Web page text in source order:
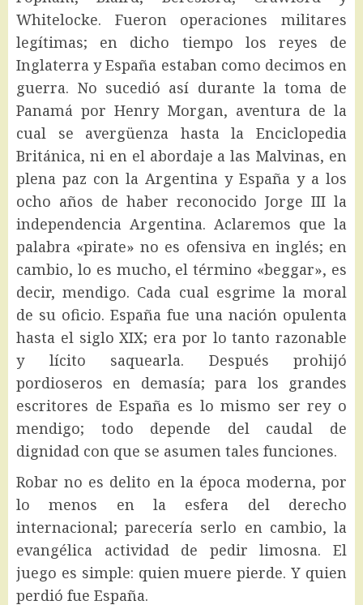
Whitelocke. Fueron operaciones militares
legítimas; en dicho tiempo los reyes de
Inglaterra y España estaban como decimos en
guerra. No sucedió así durante la toma de
Panamá por Henry Morgan, aventura de la
cual se avergüenza hasta la Enciclopedia
Británica, ni en el abordaje a las Malvinas, en
plena paz con la Argentina y España y a los
ocho años de haber reconocido Jorge III la
independencia Argentina. Aclaremos que la
palabra «pirate» no es ofensiva en inglés; en
cambio, lo es mucho, el término «beggar», es
decir, mendigo. Cada cual esgrime la moral
de su oficio. España fue una nación opulenta
hasta el siglo XIX; era por lo tanto razonable
y lícito saquearla. Después prohijó
pordioseros en demasía; para los grandes
escritores de España es lo mismo ser rey o
mendigo; todo depende del caudal de
dignidad con que se asumen tales funciones.
Robar no es delito en la época moderna, por
lo menos en la esfera del derecho
internacional; parecería serlo en cambio, la
evangélica actividad de pedir limosna. El
juego es simple: quien muere pierde. Y quien
perdió fue España.